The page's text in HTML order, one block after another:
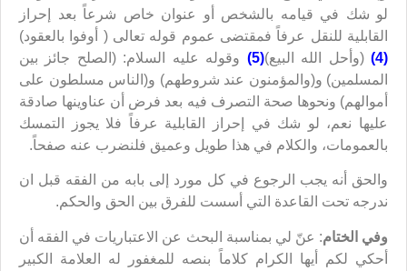
لو شك في قيامه بالشخص أو عنوان خاص شرعاً بعد إحراز
القابلية للنقل عرفاً فمقتضى عموم قوله تعالى ( أوفوا بالعقود)
(4)
(وأحل الله البيع)(5)
وقوله عليه السلام: (الصلح جائز بين
المسلمين) و(والمؤمنون عند شروطهم) و(الناس مسلطون على
أموالهم) ونحوها صحة التصرف فيه بعد فرض أن عناوينها صادقة
عليها نعم، لو شك في إحراز القابلية عرفاً فلا يجوز التمسك
بالعمومات، والكلام في هذا طويل وعميق فلنضرب عنه صفحاً.
والحق أنه يجب الرجوع في كل مورد إلى بابه من الفقه قبل ان
ندرجه تحت القاعدة التي أسست للفرق بين الحق والحكم.
وفي الختام: عنّ لي بمناسبة البحث عن الاعتباريات في الفقه أن
أحكي لكم أيها الكرام كلاماً بنصه للمغفور له العلامة الكبير